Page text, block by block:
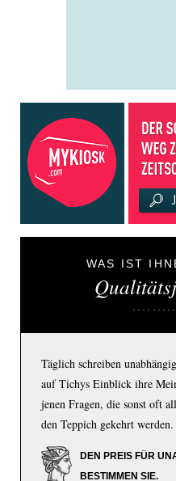
WAS IST
Täglich schreiben
auf Tichys Einblick ihre
jenen Fragen, die sonst oft
den Teppich gekehrt werden.
DEN PREIS FÜR
BESTIMMEN SIE.